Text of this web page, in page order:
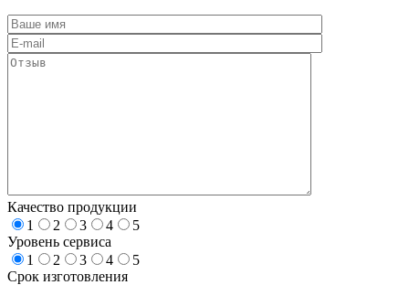
Качество продукции
1
2 3 4
5
Уровень сервиса
1
2 3 4
5
Срок изготовления